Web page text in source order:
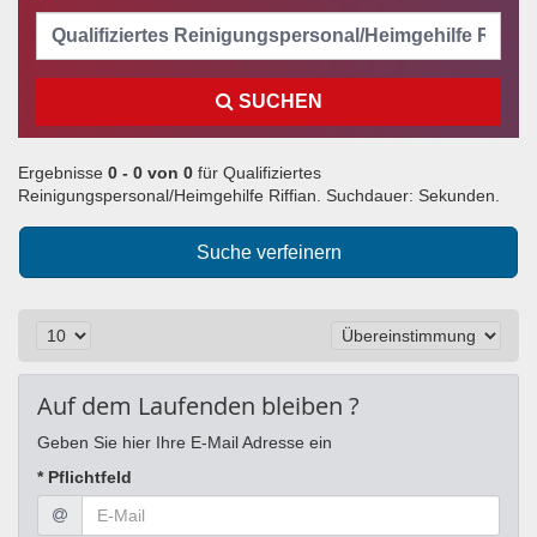
SUCHEN
Ergebnisse 0 - 0 von 0 für Qualifiziertes
Reinigungspersonal/Heimgehilfe Riffian. Suchdauer: Sekunden.
Suche verfeinern
Auf dem Laufenden bleiben ?
Geben Sie hier Ihre E-Mail Adresse ein
* Pflichtfeld